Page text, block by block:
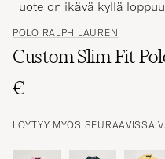
POLO RALPH LAUREN
Custom Slim Fit
€
Tuote on ikävä kyllä